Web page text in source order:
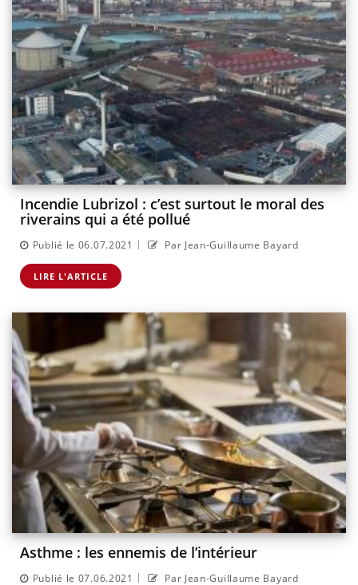
Incendie Lubrizol : c’est surtout le moral des
riverains qui a été pollué
Publié le 06.07.2021 | Par Jean-Guillaume Bayard
LIRE L'ARTICLE
Asthme : les ennemis de l’intérieur
Publié le 07.06.2021 | Par Jean-Guillaume Bayard